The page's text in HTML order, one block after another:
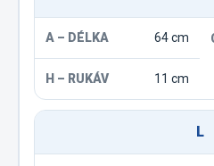
64 cm
11 cm
L